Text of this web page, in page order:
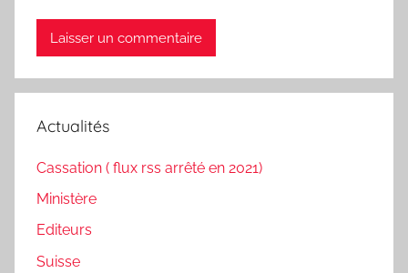
Actualités
Cassation ( flux rss arrêté en 2021)
Ministère
Editeurs
Suisse